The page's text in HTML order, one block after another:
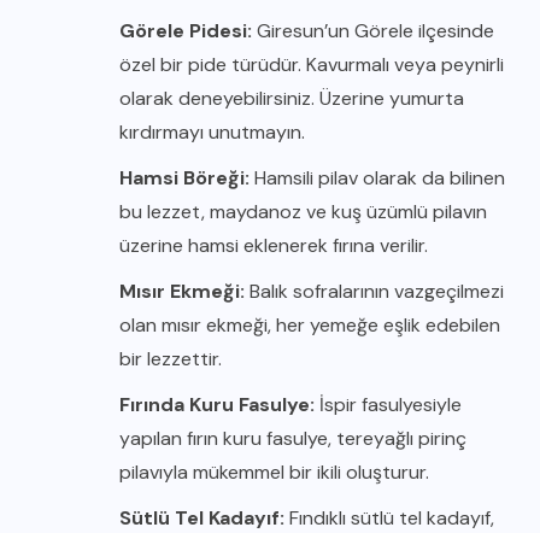
Görele Pidesi: Giresun’un Görele ilçesinde
özel bir pide türüdür. Kavurmalı veya peynirli
olarak deneyebilirsiniz. Üzerine yumurta
kırdırmayı unutmayın.
Hamsi Böreği: Hamsili pilav olarak da bilinen
bu lezzet, maydanoz ve kuş üzümlü pilavın
üzerine hamsi eklenerek fırına verilir.
Mısır Ekmeği: Balık sofralarının vazgeçilmezi
olan mısır ekmeği, her yemeğe eşlik edebilen
bir lezzettir.
Fırında Kuru Fasulye: İspir fasulyesiyle
yapılan fırın kuru fasulye, tereyağlı pirinç
pilavıyla mükemmel bir ikili oluşturur.
Sütlü Tel Kadayıf: Fındıklı sütlü tel kadayıf,